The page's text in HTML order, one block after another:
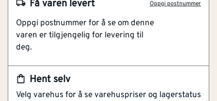
Hent selv
Velg varehus for å se varehuspriser og lagerstatus
Få varen levert Oppgi postnummer
Oppgi postnummer for å se om denne
varen er tilgjengelig for levering til
deg.
NOBB
Artikkelnummer 101251577
Til utvendig montering
Lengde (mm) [mm] 60
Klimaeffe
[kg CO₂-eq/m²]